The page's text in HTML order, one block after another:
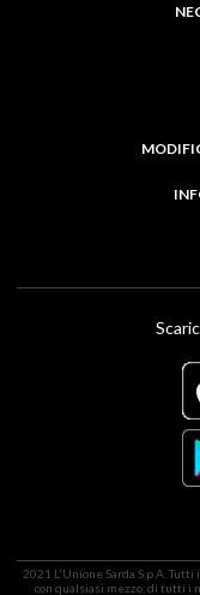
2021 L'Unione Sarda S.p.A.
con qualsiasi mezzo, di tutti i